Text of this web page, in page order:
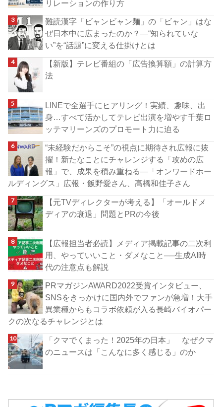
リレーションの作り方
難読漢字「ビャンビャン麺」の「ビャン」はな
ぜ日本中に広まったのか？―“知られていな
い”を“話題”に変える仕掛けとは
【新版】テレビ番組の「広告換算額」の計算方
法
LINEで全選手にヒアリング！実績、趣味、出
身…すべて活かしてテレビ出演を増やす千葉ロ
ッテマリーンズのプロモート力に迫る
“未経験だからこそ”の視点に期待され広報に抜
擢！新たなことにチャレンジする「攻めの広
報」で、成果を積み重ねる―「オンワードホー
ルディングス」広報・飯野愛さん、髙橋和佳子さん
【元TVディレクターが考える】「オールドメ
ディアの衰退」問題とPRの今後
【広報担当者必読】メディア掲載記事の二次利
用、やっていいこと・ダメなこと──生成AI時
代の注意点も解説
PRマガジンAWARD2022受賞インタビュー、
SNSをきっかけに国内外でファンが急増！大手
異業種からもコラボ依頼が入る長崎バイオパー
クの次なるチャレンジとは
「クマでくまった！2025年の日本」 なぜクマ
のニュースは「こんなに多く感じる」のか